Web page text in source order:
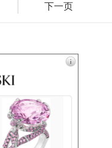
下一页